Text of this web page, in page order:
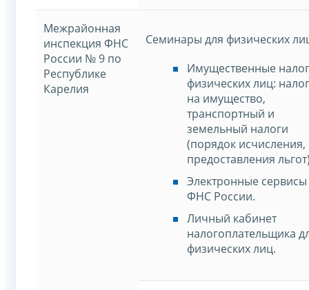
Межрайонная
инспекция ФНС
России № 9 по
Республике
Карелия
Семинары для физических
Имущественные
физических лиц: налог
на имущество,
транспортный и
земельный налоги
(порядок исчисления,
предоставления
Электронные сервисы
ФНС России.
Личный кабинет
налогоплательщика
физических лиц.